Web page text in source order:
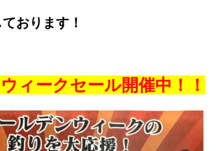
おります！
ィークセール開催中！！